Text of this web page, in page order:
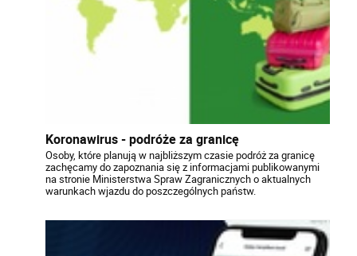
Koronawirus - podróże za granicę
Osoby, które planują w najbliższym czasie podróż za granicę
zachęcamy do zapoznania się z informacjami publikowanymi
na stronie Ministerstwa Spraw Zagranicznych o aktualnych
warunkach wjazdu do poszczególnych państw.